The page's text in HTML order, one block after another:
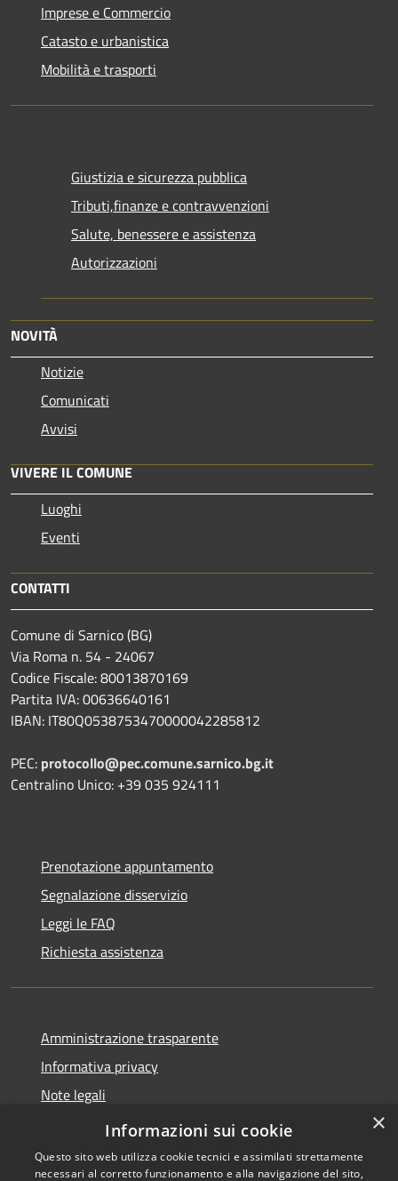
Imprese e Commercio
Catasto e urbanistica
Mobilità e trasporti
Giustizia e sicurezza pubblica
Tributi,finanze e contravvenzioni
Salute, benessere e assistenza
Autorizzazioni
NOVITÀ
Notizie
Comunicati
Avvisi
VIVERE IL COMUNE
Luoghi
Eventi
CONTATTI
Comune di Sarnico (BG)
Via Roma n. 54 - 24067
Codice Fiscale: 80013870169
Partita IVA: 00636640161
IBAN: IT80Q0538753470000042285812
PEC: protocollo@pec.comune.sarnico.bg.it
Centralino Unico: +39 035 924111
Prenotazione appuntamento
Segnalazione disservizio
Leggi le FAQ
Richiesta assistenza
Amministrazione trasparente
Informativa privacy
Note legali
Dichiarazione di accessibilità
×
Informazioni sui cookie
Questo sito web utilizza cookie tecnici e assimilati strettamente
necessari al corretto funzionamento e alla navigazione del sito,